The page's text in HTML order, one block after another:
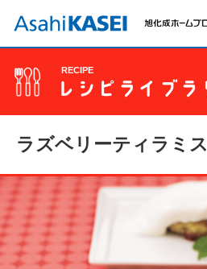
RECIPE
ラズベリーティラミス